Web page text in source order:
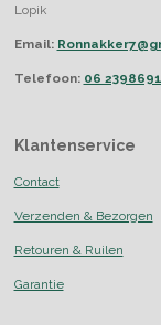
Lopik
Email:
Telefoon: 06
Klantenservice
Contact
Verzenden & Bezorgen
Retouren & Ruilen
Garantie